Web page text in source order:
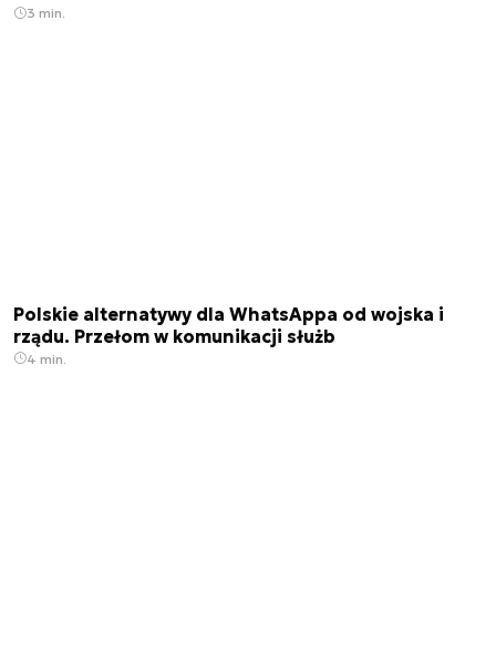
3 min.
Polskie alternatywy dla WhatsAppa od wojska i
rządu. Przełom w komunikacji służb
4 min.